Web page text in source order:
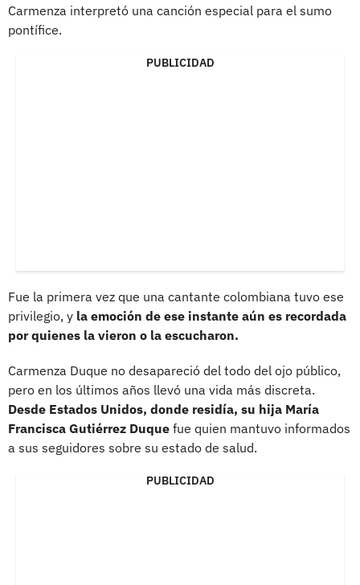
Carmenza interpretó una canción especial para el sumo
pontífice.
PUBLICIDAD
Fue la primera vez que una cantante colombiana tuvo ese
privilegio, y la emoción de ese instante aún es recordada
por quienes la vieron o la escucharon.
Carmenza Duque no desapareció del todo del ojo público,
pero en los últimos años llevó una vida más discreta.
Desde Estados Unidos, donde residía, su hija María
Francisca Gutiérrez Duque fue quien mantuvo informados
a sus seguidores sobre su estado de salud.
PUBLICIDAD